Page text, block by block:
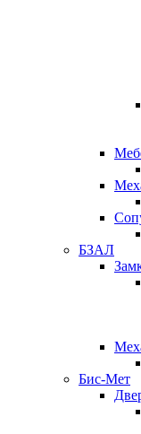
БЗАЛ
Бис-Мет